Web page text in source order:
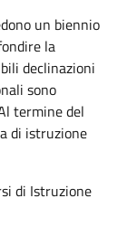
un biennio
la
declinazioni
sono
termine del
di istruzione
di Istruzione